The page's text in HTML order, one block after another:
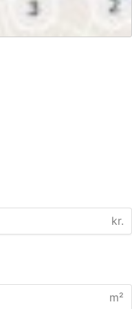
kr.
m²